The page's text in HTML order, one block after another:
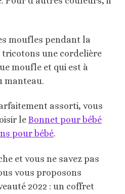
moufles pendant la
une cordelière
moufle et qui est à
manteau.
assorti, vous
leBonnet pour bébé
pour bébé.
et vous ne savez pas
vous proposons
2022 : un coffret